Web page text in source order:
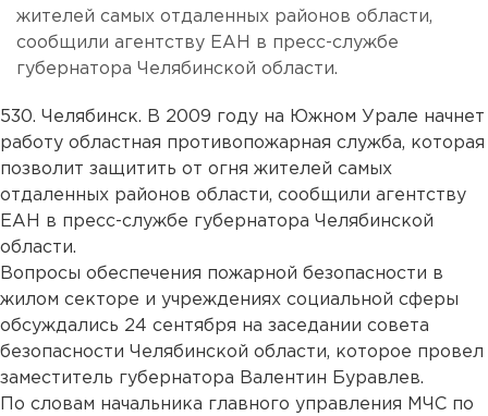
жителей самых отдаленных районов области,
сообщили агентству ЕАН в пресс-службе
губернатора Челябинской области.
530. Челябинск. В 2009 году на Южном Урале начнет
работу областная противопожарная служба, которая
позволит защитить от огня жителей самых
отдаленных районов области, сообщили агентству
ЕАН в пресс-службе губернатора Челябинской
области.
Вопросы обеспечения пожарной безопасности в
жилом секторе и учреждениях социальной сферы
обсуждались 24 сентября на заседании совета
безопасности Челябинской области, которое провел
заместитель губернатора Валентин Буравлев.
По словам начальника главного управления МЧС по